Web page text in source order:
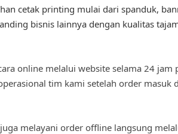
cetak printing mulai dari spanduk,
bisnis lainnya dengan kualitas
online melalui website selama 24 jam
tim kami setelah order masuk
melayani order offline langsung